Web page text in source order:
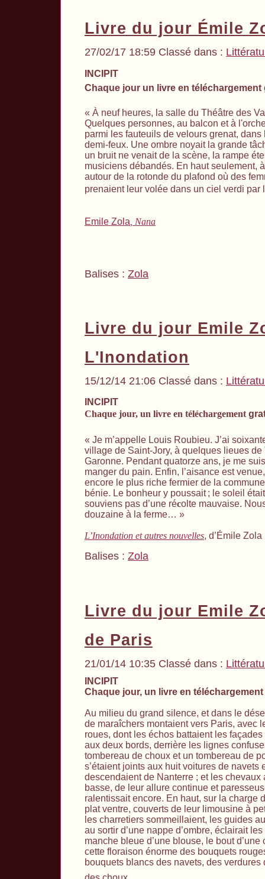
Livre du jour Émile
27/02/17 18:59 Classé dans :
INCIPIT
Chaque jour un livre en téléchargement
« À neuf heures, la salle du Théâtre des
Quelques personnes, au balcon et à
parmi les fauteuils de velours grenat,
demi-feux. Une ombre noyait la grande
un bruit ne venait de la scène, la rampe
musiciens débandés. En haut seulement,
autour de la rotonde du plafond où des
prenaient leur volée dans un ciel verdi par
Emile Zola , Nana
Balises : Zola
Livre du jour Emile
L'Inondation
15/12/14 21:06 Classé dans :
INCIPIT
Chaque jour, un livre en téléchargement
« Je m’appelle Louis Roubieu. J’ai
village de Saint-Jory, à quelques lieues
Garonne. Pendant quatorze ans, je me
manger du pain. Enfin, l’aisance est
encore le plus riche fermier de la
bénie. Le bonheur y poussait ; le soleil
souviens pas d’une récolte mauvaise.
douzaine à la ferme… »
L’Inondation et autres nouvelles, d’Émile Zola
Balises : Zola
Livre du jour Emile
de Paris
21/01/14 10:35 Classé dans :
INCIPIT
Chaque jour, un livre en
Au milieu du grand silence, et dans le
de maraîchers montaient vers Paris, avec
roues, dont les échos battaient les
aux deux bords, derrière les lignes
tombereau de choux et un tombereau de
s’étaient joints aux huit voitures de navets
descendaient de Nanterre ; et les chevaux
basse, de leur allure continue et
ralentissait encore. En haut, sur la charge
plat ventre, couverts de leur limousine à
les charretiers sommeillaient, les guides
au sortir d’une nappe d’ombre, éclairait
manche bleue d’une blouse, le bout
cette floraison énorme des bouquets
bouquets blancs des navets, des